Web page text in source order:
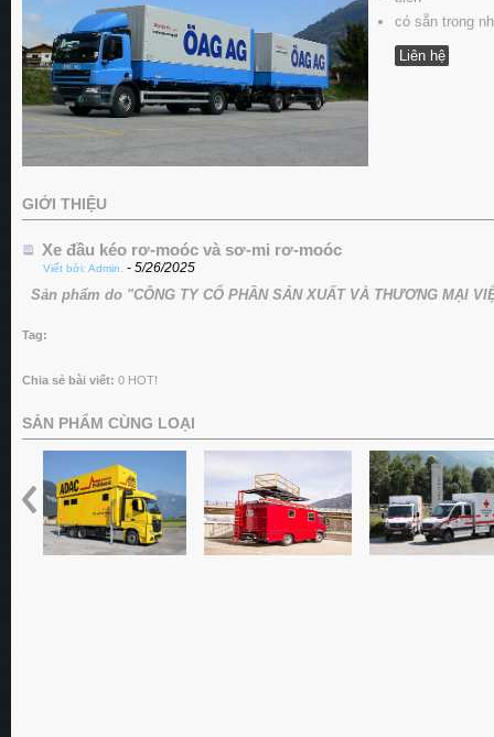
có sẵn trong
Liên hệ
GIỚI THIỆU
Xe đầu kéo rơ-moóc và sơ-mi rơ-moóc
Viết bởi: Admin. - 5/26/2025
Sản phẩm do "CÔNG TY CỔ PHẦN SẢN XUẤT VÀ THƯƠNG MẠI
Tag:
Chia sẻ bài viết: 0 HOT!
SẢN PHẨM CÙNG LOẠI